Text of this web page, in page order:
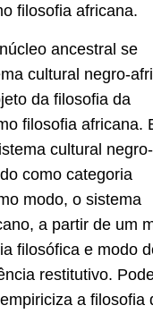
filosofia africana.
ancestral se
cultural negro-
da filosofia da
filosofia africana.
cultural negro-
como categoria
modo, o sistema
a partir de um
filosófica e modo
restitutivo.
a filosofia